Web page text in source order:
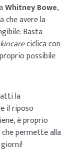
Whitney Bowe,
che avere la
Basta
ciclica con
possibile
la
il riposo
è proprio
permette alla